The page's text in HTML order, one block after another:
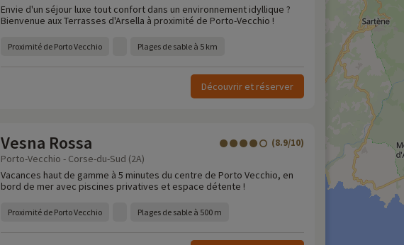
Envie d'un séjour luxe tout confort dans un environnement idyllique ?
Bienvenue aux Terrasses d'Arsella à proximité de Porto-Vecchio !
Proximité de Porto Vecchio Plages de sable à 5 km
Découvrir et réserver
Vesna Rossa (8.9/10)
Porto-Vecchio - Corse-du-Sud (2A)
Vacances haut de gamme à 5 minutes du centre de Porto Vecchio, en
bord de mer avec piscines privatives et espace détente !
Proximité de Porto Vecchio Plages de sable à 500 m